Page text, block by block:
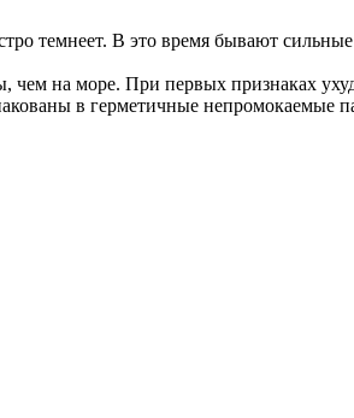
темнеет. В это время бывают
на море. При первых признаках
в герметичные непромокаемые